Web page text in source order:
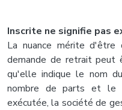
Inscrite ne signifie pas
La nuance mérite d'être
demande de retrait peut
qu'elle indique le nom
nombre de parts et le
exécutée, la société de